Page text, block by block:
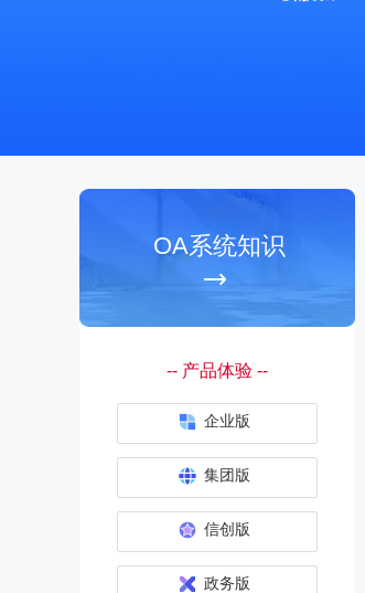
OA系统知识
-- 产品体验 --
企业版
集团版
信创版
政务版